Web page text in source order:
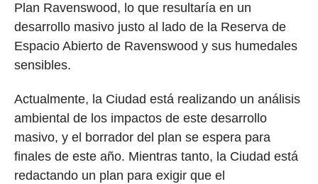
Plan Ravenswood, lo que resultaría en un
desarrollo masivo justo al lado de la Reserva de
Espacio Abierto de Ravenswood y sus humedales
sensibles.
Actualmente, la Ciudad está realizando un análisis
ambiental de los impactos de este desarrollo
masivo, y el borrador del plan se espera para
finales de este año. Mientras tanto, la Ciudad está
redactando un plan para exigir que el